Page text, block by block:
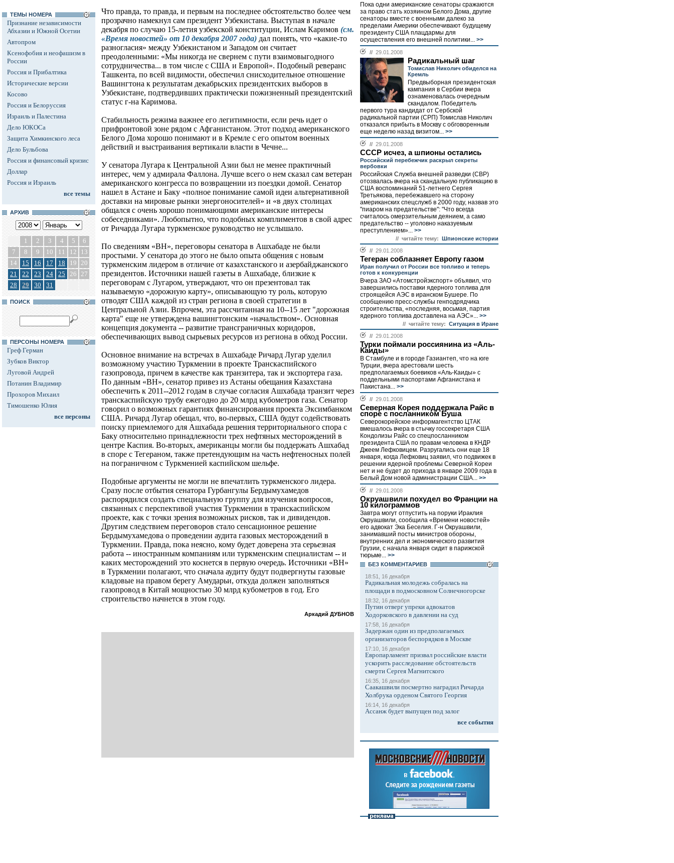
ТЕМЫ НОМЕРА
Признание независимости
Абхазии и Южной Осетии
Автопром
Ксенофобия и неофашизм в
России
Россия и Прибалтика
Исторические версии
Косово
Россия и Белоруссия
Израиль и Палестина
Дело ЮКОСа
Защита Химкинского леса
Дело Бульбова
Россия и финансовый кризис
Доллар
Россия и Израиль
все темы
АРХИВ
1 2 3 4 5
6
7
8 9 10 11 12
13
14
15 16 17 18 19 20
21
22 23 24 25 26 27
28
29 30 31
ПОИСК
ПЕРСОНЫ НОМЕРА
Греф Герман
Зубков Виктор
Луговой Андрей
Потанин Владимир
Прохоров Михаил
Тимошенко Юлия
все персоны
Что правда, то правда, и первым на последнее обстоятельство более чем
прозрачно намекнул сам президент Узбекистана. Выступая в начале
декабря по случаю 15-летия узбекской конституции, Ислам Каримов (см.
«Время новостей» от 10 декабря 2007 года) дал понять, что «какие-то
разногласия» между Узбекистаном и Западом он считает
преодоленными: «Мы никогда не свернем с пути взаимовыгодного
сотрудничества... в том числе с США и Европой». Подобный реверанс
Ташкента, по всей видимости, обеспечил снисходительное отношение
Вашингтона к результатам декабрьских президентских выборов в
Узбекистане, подтвердивших практически пожизненный президентский
статус г-на Каримова.
Стабильность режима важнее его легитимности, если речь идет о
прифронтовой зоне рядом с Афганистаном. Этот подход американского
Белого Дома хорошо понимают и в Кремле с его опытом военных
действий и выстраивания вертикали власти в Чечне...
У сенатора Лугара к Центральной Азии был не менее практичный
интерес, чем у адмирала Фаллона. Лучше всего о нем сказал сам ветеран
американского конгресса по возвращении из поездки домой. Сенатор
нашел в Астане и Баку «полное понимание самой идеи альтернативной
доставки на мировые рынки энергоносителей» и «в двух столицах
общался с очень хорошо понимающими американские интересы
собеседниками». Любопытно, что подобных комплиментов в свой адрес
от Ричарда Лугара туркменское руководство не услышало.
По сведениям «ВН», переговоры сенатора в Ашхабаде не были
простыми. У сенатора до этого не было опыта общения с новым
туркменским лидером в отличие от казахстанского и азербайджанского
президентов. Источники нашей газеты в Ашхабаде, близкие к
переговорам с Лугаром, утверждают, что он презентовал так
называемую «дорожную карту», описывающую ту роль, которую
отводят США каждой из стран региона в своей стратегии в
Центральной Азии. Впрочем, эта рассчитанная на 10--15 лет "дорожная
карта" еще не утверждена вашингтонским «начальством». Основная
концепция документа -- развитие трансграничных коридоров,
обеспечивающих вывод сырьевых ресурсов из региона в обход России.
Основное внимание на встречах в Ашхабаде Ричард Лугар уделил
возможному участию Туркмении в проекте Транскаспийского
газопровода, причем в качестве как транзитера, так и экспортера газа.
По данным «ВН», сенатор привез из Астаны обещания Казахстана
обеспечить к 2011--2012 годам в случае согласия Ашхабада транзит через
транскаспийскую трубу ежегодно до 20 млрд кубометров газа. Сенатор
говорил о возможных гарантиях финансирования проекта Эксимбанком
США. Ричард Лугар обещал, что, во-первых, США будут содействовать
поиску приемлемого для Ашхабада решения территориального спора с
Баку относительно принадлежности трех нефтяных месторождений в
центре Каспия. Во-вторых, американцы могли бы поддержать Ашхабад
в споре с Тегераном, также претендующим на часть нефтеносных полей
на пограничном с Туркменией каспийском шельфе.
Подобные аргументы не могли не впечатлить туркменского лидера.
Сразу после отбытия сенатора Гурбангулы Бердымухамедов
распорядился создать специальную группу для изучения вопросов,
связанных с перспективой участия Туркмении в транскаспийском
проекте, как с точки зрения возможных рисков, так и дивидендов.
Другим следствием переговоров стало сенсационное решение
Бердымухамедова о проведении аудита газовых месторождений в
Туркмении. Правда, пока неясно, кому будет доверена эта серьезная
работа -- иностранным компаниям или туркменским специалистам -- и
каких месторождений это коснется в первую очередь. Источники «ВН»
в Туркмении полагают, что сначала аудиту будут подвергнуты газовые
кладовые на правом берегу Амударьи, откуда должен заполняться
газопровод в Китай мощностью 30 млрд кубометров в год. Его
строительство начнется в этом году.
Аркадий ДУБНОВ
Пока одни американские сенаторы сражаются
за право стать хозяином Белого Дома, другие
сенаторы вместе с военными далеко за
пределами Америки обеспечивают будущему
президенту США плацдармы для
осуществления его внешней политики... >>
// 29.01.2008
Радикальный шаг
Томислав Николич обиделся на
Кремль
Предвыборная президентская
кампания в Сербии вчера
ознаменовалась очередным
скандалом. Победитель
первого тура кандидат от Сербской
радикальной партии (СРП) Томислав Николич
отказался прибыть в Москву с обговоренным
еще неделю назад визитом... >>
// 29.01.2008
СССР исчез, а шпионы остались
Российский перебежчик раскрыл секреты
вербовки
Российская Служба внешней разведки (СВР)
отозвалась вчера на скандальную публикацию в
США воспоминаний 51-летнего Сергея
Третьякова, перебежавшего на сторону
американских спецслужб в 2000 году, назвав это
"пиаром на предательстве": "Что всегда
считалось омерзительным деянием, а само
предательство -- уголовно наказуемым
преступлением»... >>
// читайте тему: Шпионские истории
// 29.01.2008
Тегеран соблазняет Европу газом
Иран получил от России все топливо и теперь
готов к конкуренции
Вчера ЗАО «Атомстройэкспорт» объявил, что
завершились поставки ядерного топлива для
строящейся АЭС в иранском Бушере. По
сообщению пресс-службы генподрядчика
строительства, «последняя, восьмая, партия
ядерного топлива доставлена на АЭС»... >>
// читайте тему: Ситуация в Иране
// 29.01.2008
Турки поймали россиянина из «Аль-
Каиды»
В Стамбуле и в городе Газиантеп, что на юге
Турции, вчера арестовали шесть
предполагаемых боевиков «Аль-Каиды» с
поддельными паспортами Афганистана и
Пакистана... >>
// 29.01.2008
Северная Корея поддержала Райс в
споре с посланником Буша
Cеверокорейское информагентство ЦТАК
вмешалось вчера в стычку госсекретаря США
Кондолизы Райс со спецпосланником
президента США по правам человека в КНДР
Джеем Лефковицем. Разругались они еще 18
января, когда Лефковиц заявил, что подвижек в
решении ядерной проблемы Северной Кореи
нет и не будет до прихода в январе 2009 года в
Белый Дом новой администрации США... >>
// 29.01.2008
Окруашвили похудел во Франции на
10 килограммов
Завтра могут отпустить на поруки Ираклия
Окруашвили, сообщила «Времени новостей»
его адвокат Эка Беселия. Г-н Окруашвили,
занимавший посты министров обороны,
внутренних дел и экономического развития
Грузии, с начала января сидит в парижской
тюрьме... >>
БЕЗ КОМMЕНТАРИЕВ
18:51, 16 декабря
Радикальная молодежь собралась на
площади в подмосковном Солнечногорске
18:32, 16 декабря
Путин отверг упреки адвокатов
Ходорковского в давлении на суд
17:58, 16 декабря
Задержан один из предполагаемых
организаторов беспорядков в Москве
17:10, 16 декабря
Европарламент призвал российские власти
ускорить расследование обстоятельств
смерти Сергея Магнитского
16:35, 16 декабря
Саакашвили посмертно наградил Ричарда
Холбрука орденом Святого Георгия
16:14, 16 декабря
Ассанж будет выпущен под залог
все события